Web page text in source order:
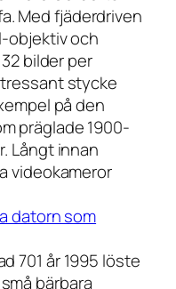
Med fjäderdriven
objektiv och
bilder per
stycke
på den
präglade 1900-
Långt innan
videokameror
datorn som
701 år 1995 löste
bärbara